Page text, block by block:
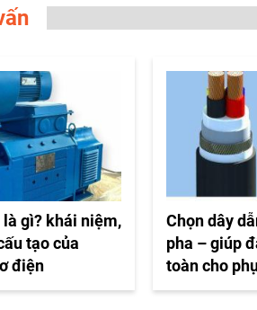
gì? khái niệm,
tạo của
điện
Chọn dây
pha – giúp
toàn cho